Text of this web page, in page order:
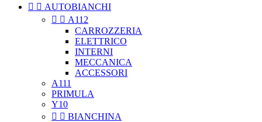
  AUTOBIANCHI
  A112
CARROZZERIA
ELETTRICO
INTERNI
MECCANICA
ACCESSORI
A111
PRIMULA
Y10
  BIANCHINA